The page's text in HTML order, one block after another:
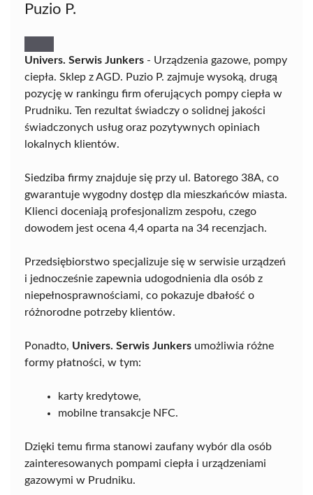
Puzio P.
Univers. Serwis Junkers - Urządzenia gazowe, pompy
ciepła. Sklep z AGD. Puzio P. zajmuje wysoką, drugą
pozycję w rankingu firm oferujących pompy ciepła w
Prudniku. Ten rezultat świadczy o solidnej jakości
świadczonych usług oraz pozytywnych opiniach
lokalnych klientów.
Siedziba firmy znajduje się przy ul. Batorego 38A, co
gwarantuje wygodny dostęp dla mieszkańców miasta.
Klienci doceniają profesjonalizm zespołu, czego
dowodem jest ocena 4,4 oparta na 34 recenzjach.
Przedsiębiorstwo specjalizuje się w serwisie urządzeń
i jednocześnie zapewnia udogodnienia dla osób z
niepełnosprawnościami, co pokazuje dbałość o
różnorodne potrzeby klientów.
Ponadto, Univers. Serwis Junkers umożliwia różne
formy płatności, w tym:
karty kredytowe,
mobilne transakcje NFC.
Dzięki temu firma stanowi zaufany wybór dla osób
zainteresowanych pompami ciepła i urządzeniami
gazowymi w Prudniku.